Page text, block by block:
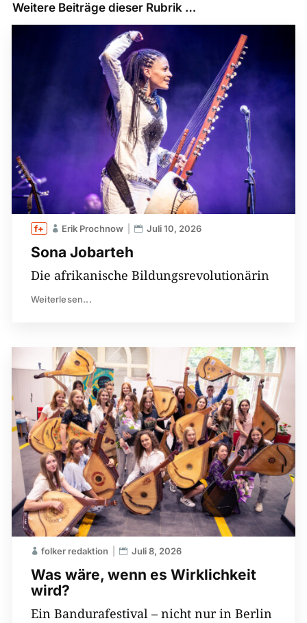
Weitere Beiträge dieser Rubrik …
Sona Jobarteh
Erik Prochnow Juli 10, 2026
Die afrikanische Bildungsrevolutionärin
Weiterlesen...
Was wäre, wenn es Wirklichkeit
wird?
folker redaktion Juli 8, 2026
Ein Bandurafestival – nicht nur in Berlin